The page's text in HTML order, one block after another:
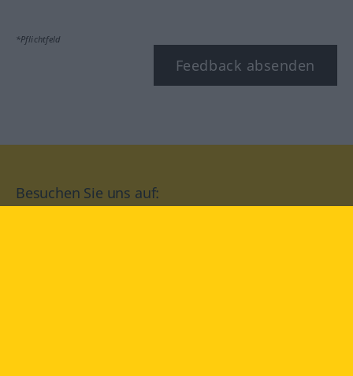
*Pflichtfeld
Feedback absenden
Besuchen Sie uns auf: